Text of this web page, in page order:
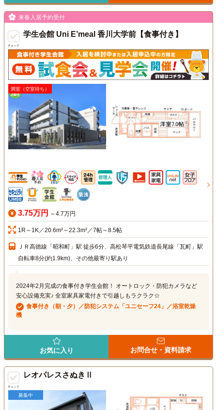
チェック
来春入居予約受付
学生会館 Uni E’meal 香川大学前【食事付き】
満室（空室待ち）
3.75万円 ～4.7万円
1R～1K／20.6m²～22.3m²／7帖～8.5帖
ＪＲ高徳線「昭和町」駅 徒歩6分、高松琴平電気鉄道長尾線「瓦町」駅
自転車8分(約1.9km)、その他最寄り駅あり
2024年2月完成の食事付き学生会館！ オートロック・防犯カメラなど
安心設備充実♪ 全室家具家電付きで引越しもラクラク☆
食事付き（朝・夕）／防犯システム「ユニセーフ24」／浴室乾燥
機
お気に入り お問合せ・資料請求
チェック
レオパレスさぬきⅡ
募集中